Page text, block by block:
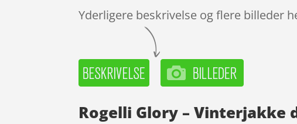
Yderligere beskrivelse og flere billeder
Rogelli Glory – Vinterjakke